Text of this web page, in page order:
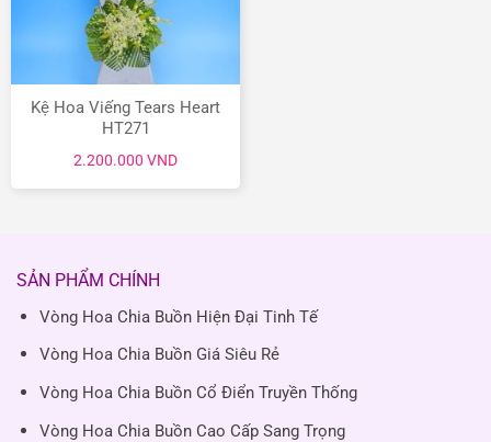
Kệ Hoa Viếng Tears Heart
HT271
2.200.000 VND
SẢN PHẨM CHÍNH
Vòng Hoa Chia Buồn Hiện Đại Tinh Tế
Vòng Hoa Chia Buồn Giá Siêu Rẻ
Vòng Hoa Chia Buồn Cổ Điển Truyền Thống
Vòng Hoa Chia Buồn Cao Cấp Sang Trọng